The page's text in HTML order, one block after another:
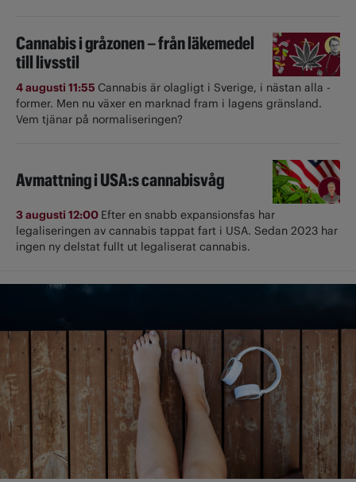
Cannabis i gråzonen – från läkemedel
till livsstil
4 augusti 11:55 Cannabis är olagligt i ­Sverige, i nästan alla ­
former. Men nu växer en marknad fram i lagens gränsland.
Vem tjänar på normaliseringen?
Avmattning i USA:s cannabisvåg
3 augusti 12:00 Efter en snabb expansionsfas har
legaliseringen av cannabis tappat fart i USA. Sedan 2023 har
ingen ny delstat fullt ut ­legaliserat cannabis.